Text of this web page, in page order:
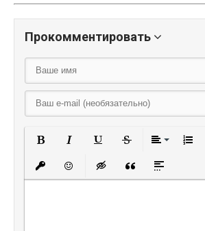
Прокомментировать
Вставить защищенную ссылку
Вставить смайлик
Вставка скрытого
Вставка